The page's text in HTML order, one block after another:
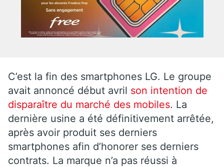
C’est la fin des smartphones LG. Le groupe
avait annoncé début avril son intention de
disparaître du marché des mobiles. La
dernière usine a été définitivement arrêtée,
après avoir produit ses derniers
smartphones afin d’honorer ses derniers
contrats. La marque n’a pas réussi à